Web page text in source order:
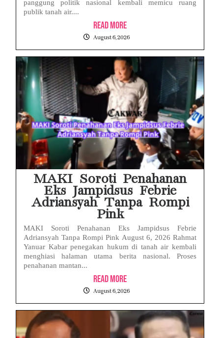
panggung politik nasional kembali memicu ruang
publik tanah air....
Read More
August 6, 2026
MAKI Soroti Penahanan
Eks Jampidsus Febrie
Adriansyah Tanpa Rompi
Pink
MAKI Soroti Penahanan Eks Jampidsus Febrie
Adriansyah Tanpa Rompi Pink August 6, 2026 Rahmat
Yanuar Kabar penegakan hukum di tanah air kembali
menghiasi halaman utama berita nasional. Proses
penahanan mantan...
Read More
August 6, 2026